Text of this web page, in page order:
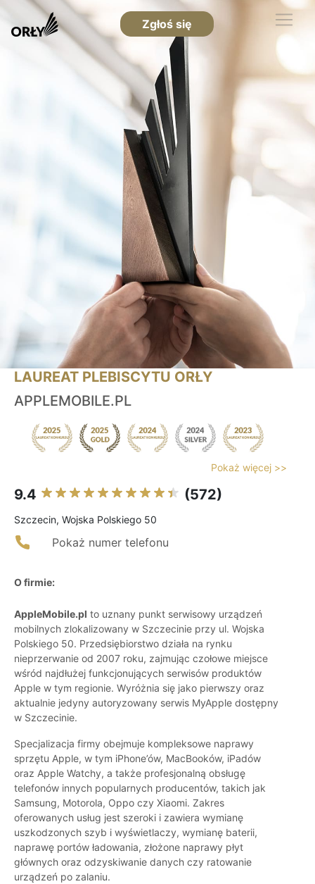
Zgłoś się
LAUREAT PLEBISCYTU ORŁY
APPLEMOBILE.PL
Pokaż więcej >>
9.4 (572)
Szczecin, Wojska Polskiego 50
Pokaż numer telefonu
O firmie:
AppleMobile.pl to uznany punkt serwisowy urządzeń
mobilnych zlokalizowany w Szczecinie przy ul. Wojska
Polskiego 50. Przedsiębiorstwo działa na rynku
nieprzerwanie od 2007 roku, zajmując czołowe miejsce
wśród najdłużej funkcjonujących serwisów produktów
Apple w tym regionie. Wyróżnia się jako pierwszy oraz
aktualnie jedyny autoryzowany serwis MyApple dostępny
w Szczecinie.
Specjalizacja firmy obejmuje kompleksowe naprawy
sprzętu Apple, w tym iPhone’ów, MacBooków, iPadów
oraz Apple Watchy, a także profesjonalną obsługę
telefonów innych popularnych producentów, takich jak
Samsung, Motorola, Oppo czy Xiaomi. Zakres
oferowanych usług jest szeroki i zawiera wymianę
uszkodzonych szyb i wyświetlaczy, wymianę baterii,
naprawę portów ładowania, złożone naprawy płyt
głównych oraz odzyskiwanie danych czy ratowanie
urządzeń po zalaniu.